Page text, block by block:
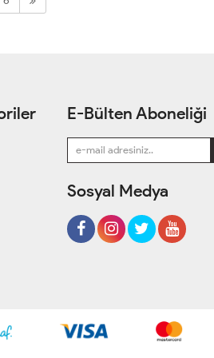
E-Bülten Aboneliği
Sosyal Medya